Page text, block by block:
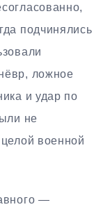
подчинялись
ложное
и удар по
не
военной
—